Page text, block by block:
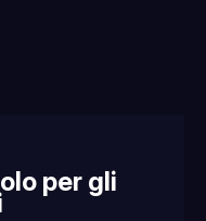
per gli